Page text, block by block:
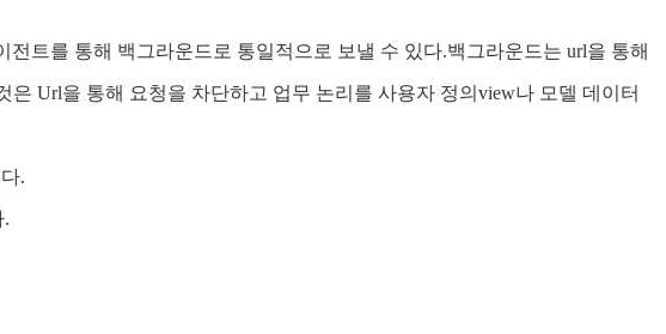
트를 통해 백그라운드로 통일적으로 보낼 수 있다.백그라운드는 url을 통해
Url을 통해 요청을 차단하고 업무 논리를 사용자 정의view나 모델 데이터
.
.